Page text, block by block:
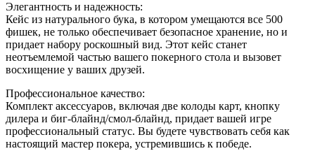
Элегантность и надежность:
Кейс из натурального бука, в котором умещаются все 500
фишек, не только обеспечивает безопасное хранение, но и
придает набору роскошный вид. Этот кейс станет
неотъемлемой частью вашего покерного стола и вызовет
восхищение у ваших друзей.
Профессиональное качество:
Комплект аксессуаров, включая две колоды карт, кнопку
дилера и биг-блайнд/смол-блайнд, придает вашей игре
профессиональный статус. Вы будете чувствовать себя как
настоящий мастер покера, устремившись к победе.